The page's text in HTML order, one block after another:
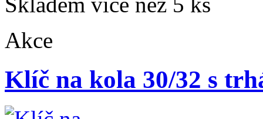
Akce
Klíč na kola 30/32 s